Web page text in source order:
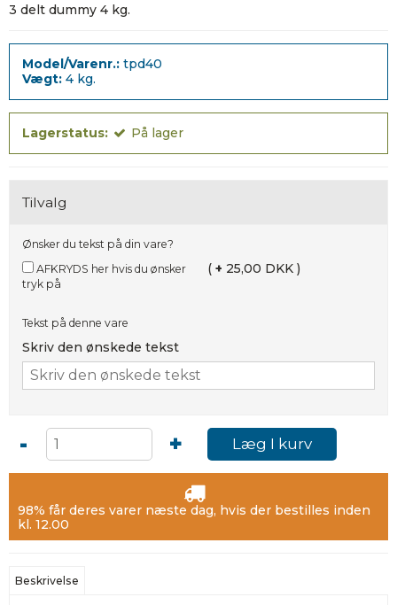
3 delt dummy 4 kg.
Model/Varenr.: tpd40
Vægt: 4 kg.
Lagerstatus: På lager
Tilvalg
Ønsker du tekst på din vare?
tryk på
( + 25,00 DKK )
Tekst på denne vare
Skriv den ønskede tekst
- + Læg I kurv
98% får deres varer næste dag, hvis der bestilles inden
kl. 12.00
Beskrivelse